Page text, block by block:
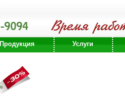
Продукция Услуги